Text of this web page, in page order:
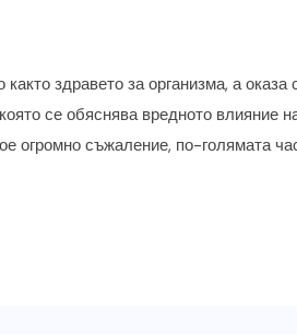
здравето за организма, а
се обяснява вредното влияние
огромно съжаление, по-голямата